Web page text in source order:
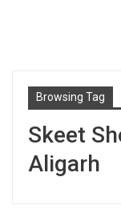
Browsing Tag
Skeet
Aligarh